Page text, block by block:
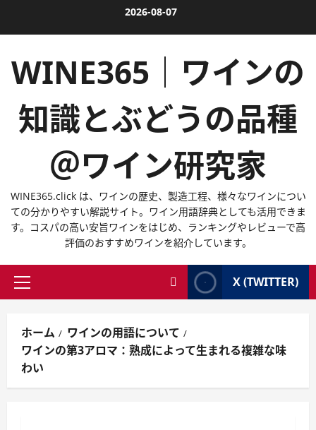
2026-08-07
WINE365｜ワインの
知識とぶどうの品種
＠ワイン研究家
WINE365.click は、ワインの歴史、製造工程、様々なワインについ
ての分かりやすい解説サイト。ワイン用語辞典としても活用できま
す。コスパの高い安旨ワインをはじめ、ランキングやレビューで高
評価のおすすめワインを紹介しています。
メ
メ
ニ
ュ
ー
X (TWITTER)
ホーム
ワインの用語について
ワインの第3アロマ：熟成によって生まれる複雑な味
わい